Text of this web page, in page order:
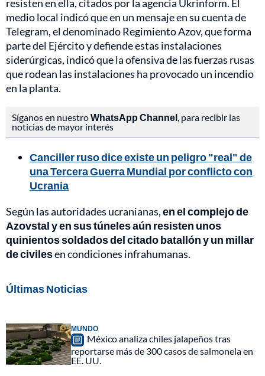
resisten en ella, citados por la agencia Ukrinform. El
medio local indicó que en un mensaje en su cuenta de
Telegram, el denominado Regimiento Azov, que forma
parte del Ejército y defiende estas instalaciones
siderúrgicas, indicó que la ofensiva de las fuerzas rusas
que rodean las instalaciones ha provocado un incendio
en la planta.
Síganos en nuestroWhatsApp Channel , para recibir las
noticias de mayor interés
Canciller ruso dice existe un peligro "real" de
una Tercera Guerra Mundial por conflicto con
Ucrania
Según las autoridades ucranianas,en el complejo de
Azovstal y en sus túneles aún resisten unos
quinientos soldados del citado batallón y un millar
de civilesen condiciones infrahumanas.
Últimas Noticias
MUNDO
México analiza chiles jalapeños tras
reportarse más de 300 casos de salmonela en
EE. UU.